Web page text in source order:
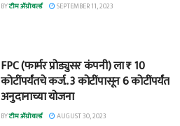
BYटीम ॲग्रोवर्ल्ड SEPTEMBER 11, 2023
FPC (फार्मर प्रोड्युसर कंपनी) ला ₹ 10
कोटींपर्यंतचे कर्ज.. 3 कोटींपासून 6 कोटींपर्यंत
अनुदानाच्या योजना
BYटीम ॲग्रोवर्ल्ड AUGUST 30, 2023